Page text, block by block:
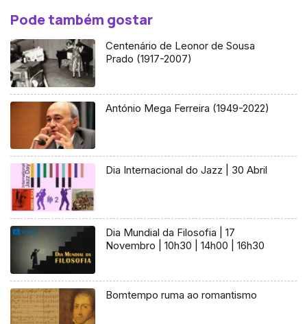
Pode também gostar
Centenário de Leonor de Sousa
Prado (1917-2007)
António Mega Ferreira (1949-2022)
Dia Internacional do Jazz | 30 Abril
Dia Mundial da Filosofia | 17
Novembro | 10h30 | 14h00 | 16h30
Bomtempo ruma ao romantismo